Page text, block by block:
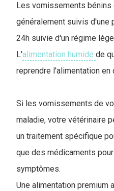
Les vomissements
généralement suivis d'une
24h suivie d'un régime
L'alimentation humide de
reprendre l'alimentation en
Si les vomissements de
maladie, votre vétérinaire
un traitement spécifique
que des médicaments
symptômes.
Une alimentation premium